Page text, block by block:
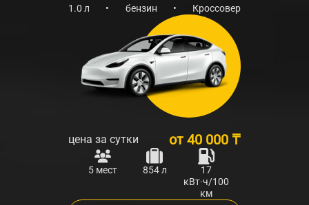
1.0 л • бензин • Кроссовер
цена за сутки от 40 000 ₸
5 мест 854 л
17
кВт·ч/100
км